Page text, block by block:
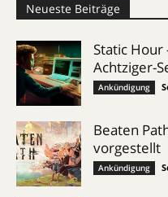
Neueste Beiträge
Static
Achtziger-
Ankündigung
Beaten
vorgestellt
Ankündigung